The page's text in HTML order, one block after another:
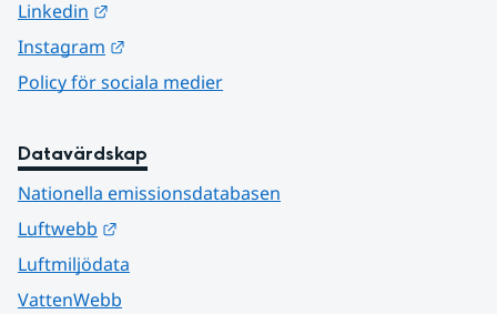
Linkedin
Instagram
Policy för sociala medier
Datavärdskap
Nationella emissionsdatabasen
Luftwebb
Luftmiljödata
VattenWebb